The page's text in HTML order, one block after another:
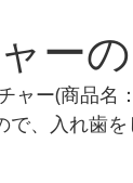
ー
ー(商品名
、入れ歯